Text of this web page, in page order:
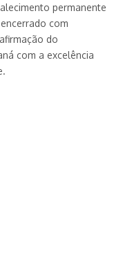
permanente
com
do
com a excelência